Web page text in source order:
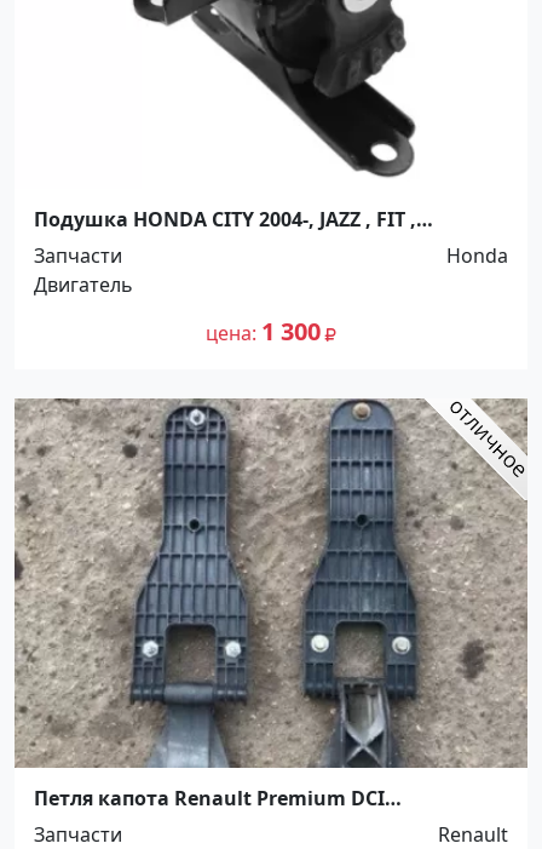
Подушка HONDA CITY 2004-, JAZZ , FIT ,
MOBILIO , AIRWAVE 2001-2008 Краснодар
Запчасти
Honda
Двигатель
цена 1 300
Петля капота Renault Premium DCI
Ст.Холмская
Запчасти Renault